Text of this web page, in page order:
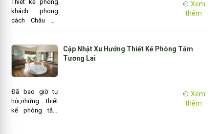
tôi sẽ giúp bạn
chọn những màu
sắc thiết kế thật
vui nhộn cho
Thiết kế phòng
khách phong
cách Châu Âu
đã được rất
sư lấy làm
nguồn cảm
hứng. Mỗi
phòng khách khi
mang một nét cá
tính riêng khi kết
hợp với phong
cách nội thất
Xem
thêm
Cập Nhật Xu Hướng Thiết Kế Phòng Tắm
Tương Lai
Đã bao giờ tự
hỏi,những thiết
kế phòng tắm
tương lai sẽ như
Xem
thêm